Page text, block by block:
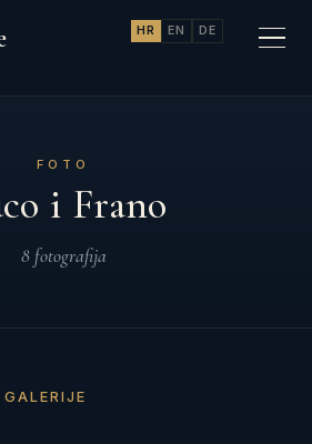
HR EN DE
FOTO
i Frano
8 fotografija